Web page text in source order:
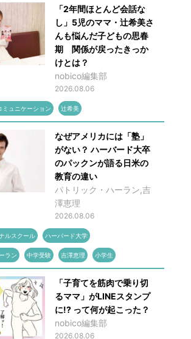
「2年間ほとんど会話な
し」5児のママ・辻希美さ
んも悩んだ子どもの思春
期 関係が戻ったきっか
けとは？
nobico編集部
2026.08.06
ミュニケーション 辻希美
なぜアメリカには「塾」
がない？ ハーバード大卒
のパックンが語る日米の
教育の違い
パトリック・ハーラン,吉
澤恵理
2026.08.06
ルスクール ハーバード大学
ラン 中学受験 吉澤恵理 小学生
「子育てを筋肉で乗り切
るママ」がLINEスタンプ
に!? って何が起こった？
nobico編集部
2026.08.06